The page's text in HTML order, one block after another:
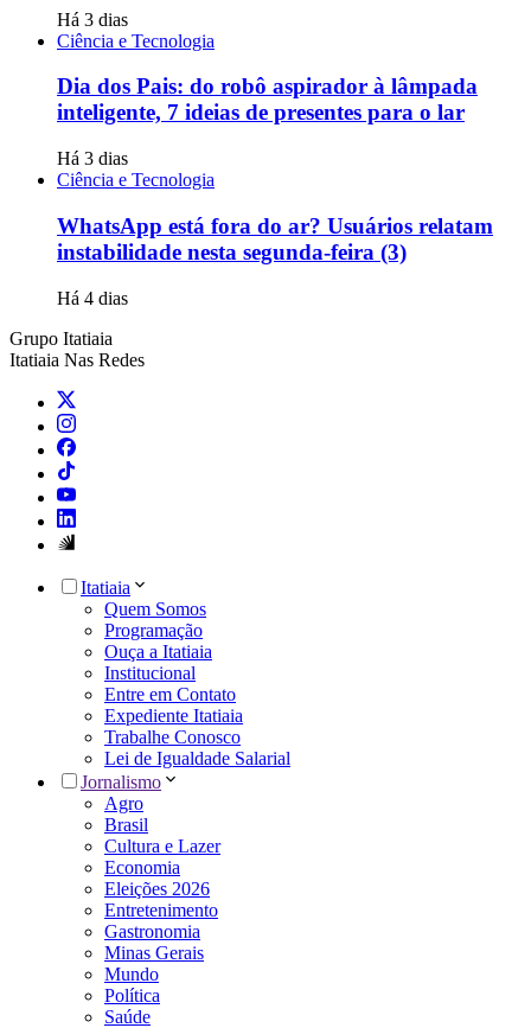
Há 3 dias
Ciência e Tecnologia
Dia dos Pais: do robô aspirador à lâmpada
inteligente, 7 ideias de presentes para o lar
Há 3 dias
Ciência e Tecnologia
WhatsApp está fora do ar? Usuários relatam
instabilidade nesta segunda-feira (3)
Há 4 dias
Grupo Itatiaia
Itatiaia Nas Redes
Itatiaia
Quem Somos
Programação
Ouça a Itatiaia
Institucional
Entre em Contato
Expediente Itatiaia
Trabalhe Conosco
Lei de Igualdade Salarial
Jornalismo
Agro
Brasil
Cultura e Lazer
Economia
Eleições 2026
Entretenimento
Gastronomia
Minas Gerais
Mundo
Política
Saúde